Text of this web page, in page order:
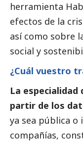
herramienta
efectos de la
así como sobre
social y
¿Cuál vuestro
La especialidad
partir de los
ya sea pública o
compañías,